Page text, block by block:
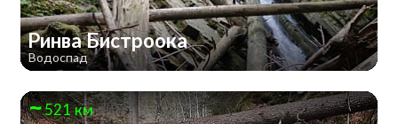
Ринва Бистроока
Водоспад
521 км